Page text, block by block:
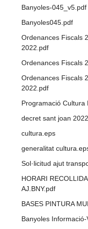
Banyoles-045_v5.pdf
Banyoles045.pdf
Ordenances Fiscals
2022.pdf
Ordenances Fiscals
Ordenances Fiscals
2022.pdf
Programació Cultura
decret sant joan
cultura.eps
generalitat
Sol·licitud ajut
HORARI
AJ.BNY.pdf
BASES PINTURA
Banyoles